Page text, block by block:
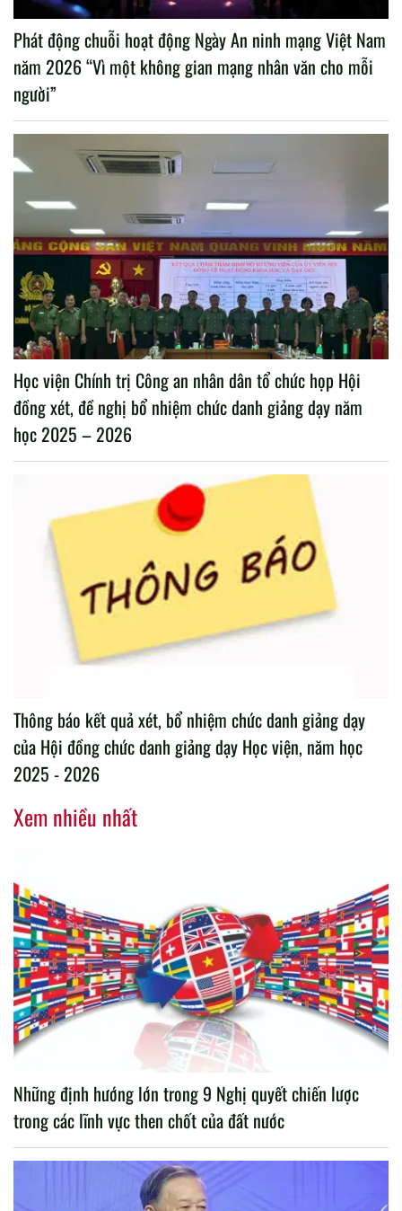
Phát động chuỗi hoạt động Ngày An ninh mạng Việt Nam
năm 2026 “Vì một không gian mạng nhân văn cho mỗi
người”
Học viện Chính trị Công an nhân dân tổ chức họp Hội
đồng xét, đề nghị bổ nhiệm chức danh giảng dạy năm
học 2025 – 2026
Thông báo kết quả xét, bổ nhiệm chức danh giảng dạy
của Hội đồng chức danh giảng dạy Học viện, năm học
2025 - 2026
Xem nhiều nhất
Những định hướng lớn trong 9 Nghị quyết chiến lược
trong các lĩnh vực then chốt của đất nước